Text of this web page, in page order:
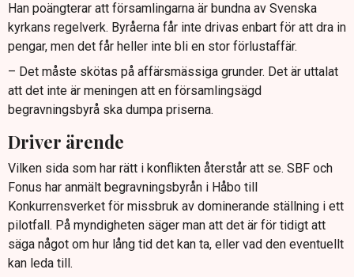
Han poängterar att församlingarna är bundna av Svenska
kyrkans regelverk. Byråerna får inte drivas enbart för att dra in
pengar, men det får heller inte bli en stor förlustaffär.
– Det måste skötas på affärsmässiga grunder. Det är uttalat
att det inte är meningen att en församlingsägd
begravningsbyrå ska dumpa priserna.
Driver ärende
Vilken sida som har rätt i konflikten återstår att se. SBF och
Fonus har anmält begravningsbyrån i Håbo till
Konkurrensverket för missbruk av dominerande ställning i ett
pilotfall. På myndigheten säger man att det är för tidigt att
säga något om hur lång tid det kan ta, eller vad den eventuellt
kan leda till.